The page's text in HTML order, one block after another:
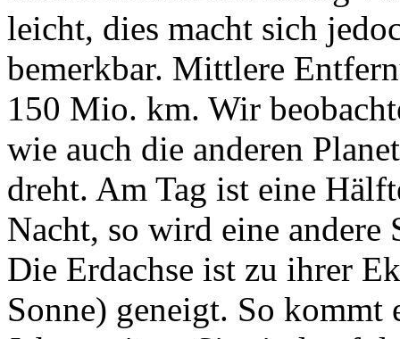
leicht, dies macht sich
bemerkbar. Mittlere
150 Mio. km. Wir
wie auch die anderen
dreht. Am Tag ist eine
Nacht, so wird eine andere
Die Erdachse ist zu ihrer
Sonne) geneigt. So kommt